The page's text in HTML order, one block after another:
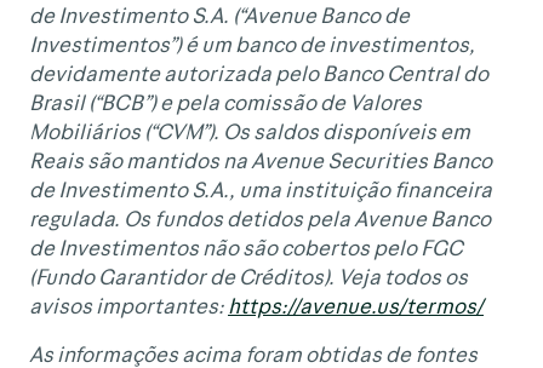
de Investimento S.A. (“Avenue Banco de
Investimentos”) é um banco de investimentos,
devidamente autorizada pelo Banco Central do
Brasil (“BCB”) e pela comissão de Valores
Mobiliários (“CVM”). Os saldos disponíveis em
Reais são mantidos na Avenue Securities Banco
de Investimento S.A., uma instituição financeira
regulada. Os fundos detidos pela Avenue Banco
de Investimentos não são cobertos pelo FGC
(Fundo Garantidor de Créditos). Veja todos os
avisos importantes: https://avenue.us/termos/
As informações acima foram obtidas de fontes